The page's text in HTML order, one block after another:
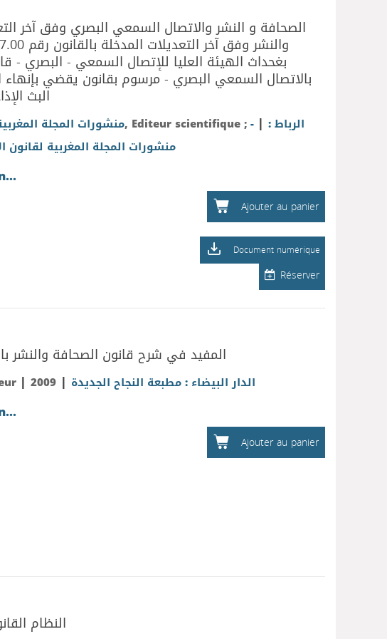
الصحافة و النشر والاتصال السمعي البصري وفق آخر
بالاتصال السمعي البصري - مرسوم بقانون يقضي بإنهاء
البث
منشورات المجلة, Editeur scientifique ;- | الرباط :
منشورات المجلة المغربية لقانون
Ajouter au panier
Document numérique
Réserver
المفيد في شرح قانون الصحافة والنشر
| الدار البيضاء : مطبعة النجاح الجديدة |
2009
Ajouter au panier
النظام